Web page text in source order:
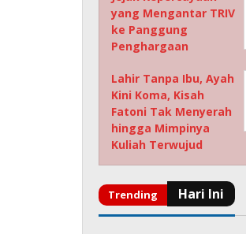
yang Mengantar TRIV
ke Panggung
Penghargaan
Lahir Tanpa Ibu, Ayah
Kini Koma, Kisah
Fatoni Tak Menyerah
hingga Mimpinya
Kuliah Terwujud